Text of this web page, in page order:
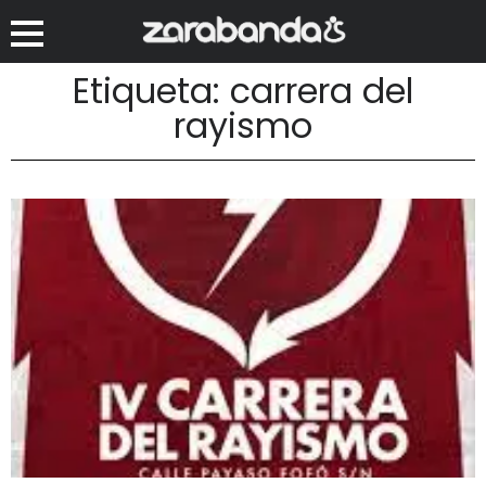
Etiqueta: carrera del
rayismo